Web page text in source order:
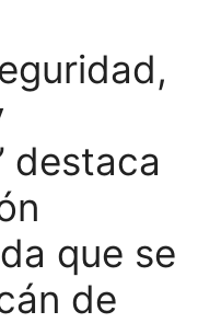
destaca
que se
de